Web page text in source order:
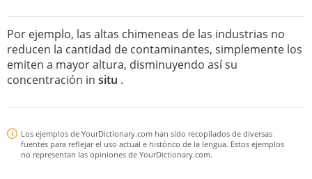
Por ejemplo, las altas chimeneas de las industrias no
reducen la cantidad de contaminantes, simplemente los
emiten a mayor altura, disminuyendo así su
concentración in situ .
Los ejemplos de YourDictionary.com han sido recopilados de diversas
fuentes para reflejar el uso actual e histórico de la lengua. Estos ejemplos
no representan las opiniones de YourDictionary.com.